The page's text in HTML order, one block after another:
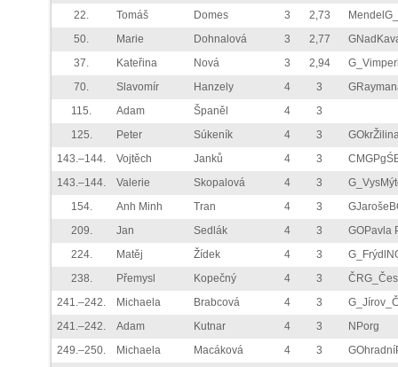
22.
Tomáš Domes 3 2,73
50.
Marie Dohnalová 3 2,77
37.
Kateřina Nová 3 2,94
70.
Slavomír Hanzely 4 3
115.
Adam Španěl 4
3
125.
Peter Súkeník 4 3
143.–144.
Vojtěch Janků 4 3
143.–144.
Valerie Skopalová 4 3
154.
Anh Minh Tran 4 3
209.
Jan Sedlák 4 3
GOPavla
224.
Matěj Žídek 4 3
238.
Přemysl Kopečný 4 3
241.–242.
Michaela Brabcová 4 3
241.–242.
Adam Kutnar 4 3
NPorg
249.–250.
Michaela Macáková 4 3